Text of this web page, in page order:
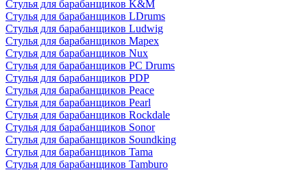
Стулья для барабанщиков K&M
Стулья для барабанщиков LDrums
Стулья для барабанщиков Ludwig
Стулья для барабанщиков Mapex
Стулья для барабанщиков Nux
Стулья для барабанщиков PC Drums
Стулья для барабанщиков PDP
Стулья для барабанщиков Peace
Стулья для барабанщиков Pearl
Стулья для барабанщиков Rockdale
Стулья для барабанщиков Sonor
Стулья для барабанщиков Soundking
Стулья для барабанщиков Tama
Стулья для барабанщиков Tamburo